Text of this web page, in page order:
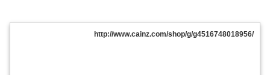
http://www.cainz.com/shop/g/g4516748018956/